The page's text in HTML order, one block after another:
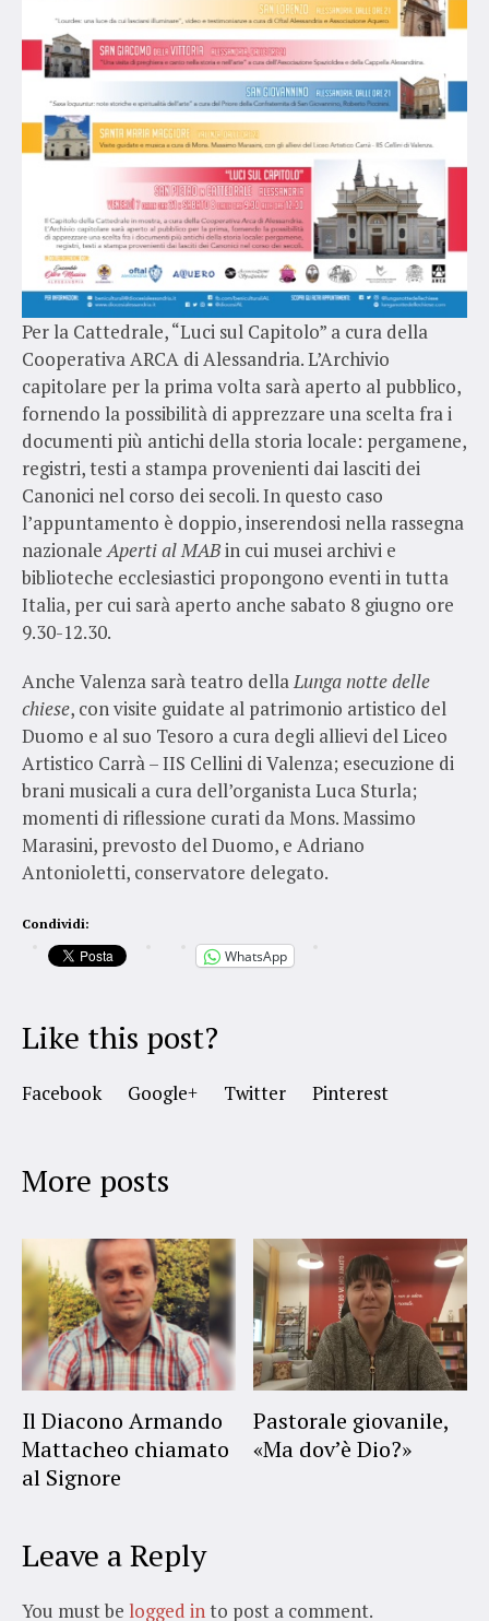
Per la Cattedrale, “Luci sul Capitolo” a cura della
Cooperativa ARCA di Alessandria. L’Archivio
capitolare per la prima volta sarà aperto al pubblico,
fornendo la possibilità di apprezzare una scelta fra i
documenti più antichi della storia locale: pergamene,
registri, testi a stampa provenienti dai lasciti dei
Canonici nel corso dei secoli. In questo caso
l’appuntamento è doppio, inserendosi nella rassegna
nazionaleAperti al MABin cui musei archivi e
biblioteche ecclesiastici propongono eventi in tutta
Italia, per cui sarà aperto anche sabato 8 giugno ore
9.30-12.30.
Anche Valenza sarà teatro dellaLunga notte delle
chiese, con visite guidate al patrimonio artistico del
Duomo e al suo Tesoro a cura degli allievi del Liceo
Artistico Carrà – IIS Cellini di Valenza; esecuzione di
brani musicali a cura dell’organista Luca Sturla;
momenti di riflessione curati da Mons. Massimo
Marasini, prevosto del Duomo, e Adriano
Antonioletti, conservatore delegato.
Condividi:
WhatsApp
Like this post?
Facebook Google+ Twitter Pinterest
More posts
Il Diacono Armando
Mattacheo chiamato
al Signore
Pastorale giovanile,
«Ma dov’è Dio?»
Leave a Reply
You must be logged into post a comment.